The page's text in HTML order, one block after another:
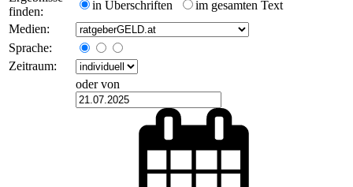
finden:
in Überschriften
im gesamten Text
Medien:
Sprache:
Zeitraum:
oder von